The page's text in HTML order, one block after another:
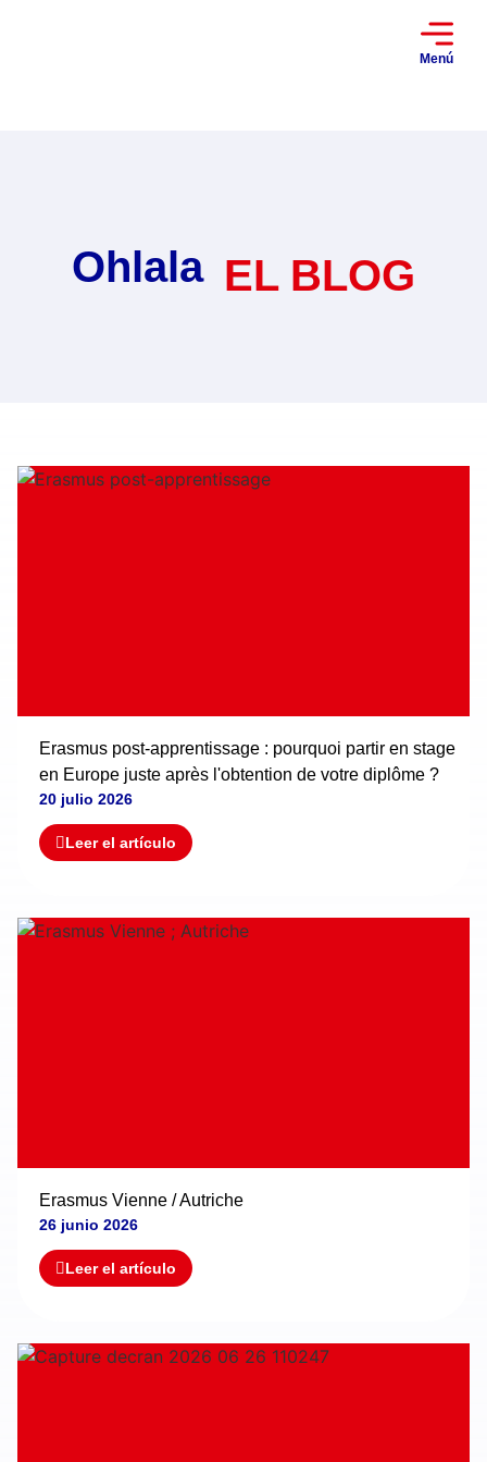
Menú
Ohlala EL BLOG
Erasmus post-apprentissage : pourquoi partir en stage
en Europe juste après l'obtention de votre diplôme ?
20 julio 2026
Leer el artículo
Erasmus Vienne / Autriche
26 junio 2026
Leer el artículo